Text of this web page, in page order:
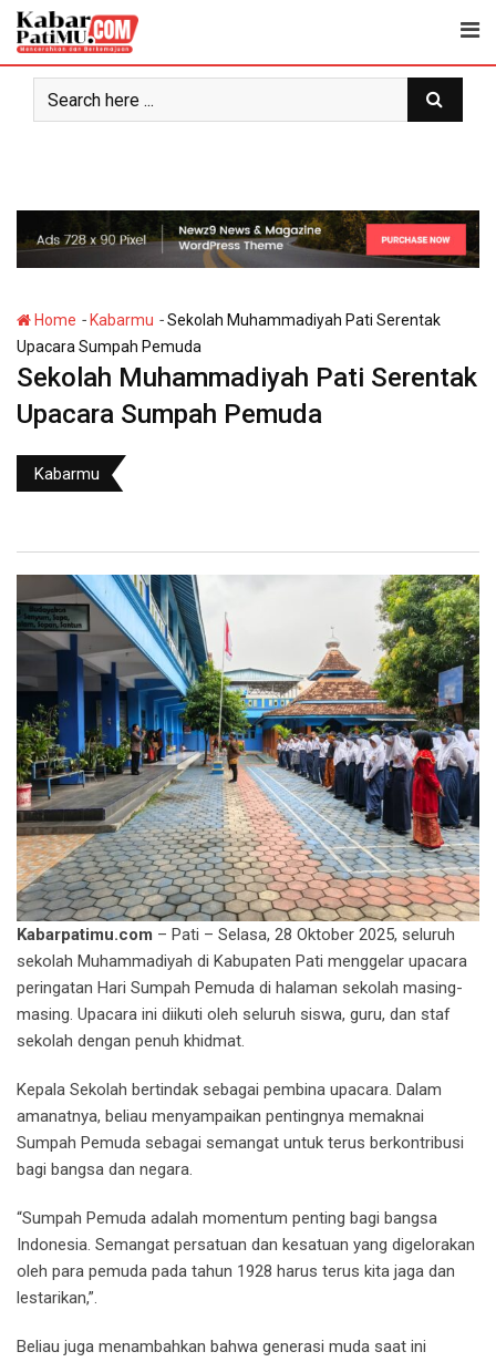
Skip
content
Home - Kabarmu -Sekolah Muhammadiyah Pati Serentak
Upacara Sumpah Pemuda
Sekolah Muhammadiyah Pati Serentak
Upacara Sumpah Pemuda
Kabarmu
Kabarpatimu.com – Pati – Selasa, 28 Oktober 2025, seluruh
sekolah Muhammadiyah di Kabupaten Pati menggelar upacara
peringatan Hari Sumpah Pemuda di halaman sekolah masing-
masing. Upacara ini diikuti oleh seluruh siswa, guru, dan staf
sekolah dengan penuh khidmat.
Kepala Sekolah bertindak sebagai pembina upacara. Dalam
amanatnya, beliau menyampaikan pentingnya memaknai
Sumpah Pemuda sebagai semangat untuk terus berkontribusi
bagi bangsa dan negara.
“Sumpah Pemuda adalah momentum penting bagi bangsa
Indonesia. Semangat persatuan dan kesatuan yang digelorakan
oleh para pemuda pada tahun 1928 harus terus kita jaga dan
lestarikan,”.
Beliau juga menambahkan bahwa generasi muda saat ini